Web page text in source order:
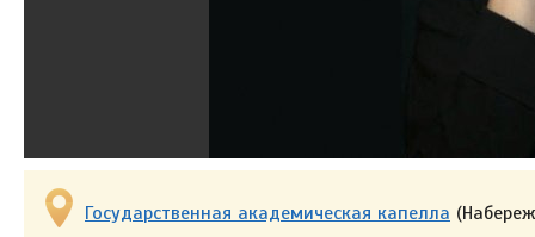
Государственная академическая капелла